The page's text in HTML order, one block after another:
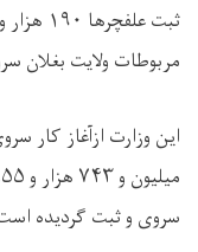
مربوطات ولایت بغلان
سروی و ثبت گردیده